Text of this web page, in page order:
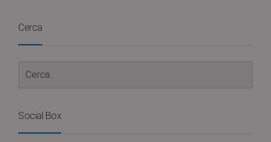
Cerca
Social Box